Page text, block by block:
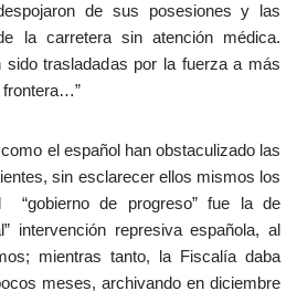
de sus posesiones y las
la carretera sin atención médica.
sido trasladadas por la fuerza a más
frontera…”
el español han obstaculizado las
sin esclarecer ellos mismos los
“gobierno de progreso” fue la de
intervención represiva española, al
mientras tanto, la Fiscalía daba
meses, archivando en diciembre